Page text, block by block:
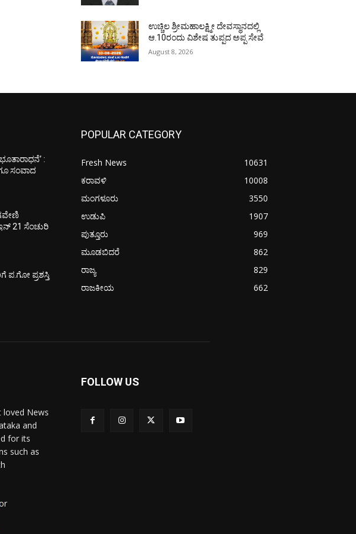
ಉಚ್ಚಿಲ ಶ್ರೀಮಹಾಲಕ್ಷ್ಮೀ ದೇವಸ್ಥಾನದಲ್ಲಿ
ಆ.10ರಂದು ವಿಶೇಷ ತುಪ್ಪದ ಅಪ್ಪ ಸೇವೆ
August 8, 2026
:
ಸಂವಾದ
21 ಸೆಂಚುರಿ
ಪ.ಗೋ ಪ್ರಶಸ್ತಿ
POPULAR CATEGORY
Fresh News
10631
ಕರಾವಳಿ
10008
ಮಂಗಳೂರು
3550
ಉಡುಪಿ
1907
ಪುತ್ತೂರು
969
ಮೂಡಬಿದರೆ
862
ರಾಜ್ಯ
829
ರಾಜಕೀಯ
662
loved News
and
for its
such as
FOLLOW US